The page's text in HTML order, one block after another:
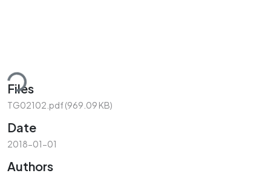
Files
TG02102.pdf(969.09 KB)
Date
2018-01-01
Authors